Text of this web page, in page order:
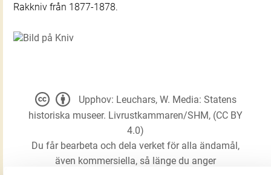
Rakkniv från 1877-1878.
Upphov: Leuchars, W. Media: Statens
historiska museer. Livrustkammaren/SHM, (CC BY
4.0)
Du får bearbeta och dela verket för alla ändamål,
även kommersiella, så länge du anger